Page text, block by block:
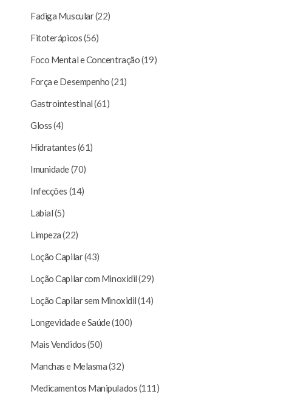
Fadiga Muscular(22)
Fitoterápicos(56)
Foco Mental e Concentração(19)
Força e Desempenho(21)
Gastrointestinal(61)
Gloss(4)
Hidratantes(61)
Imunidade(70)
Infecções (14)
Labial(5)
Limpeza(22)
Loção Capilar(43)
Loção Capilar com Minoxidil(29)
Loção Capilar sem Minoxidil(14)
Longevidade e Saúde(100)
Mais Vendidos(50)
Manchas e Melasma(32)
Medicamentos Manipulados(111)